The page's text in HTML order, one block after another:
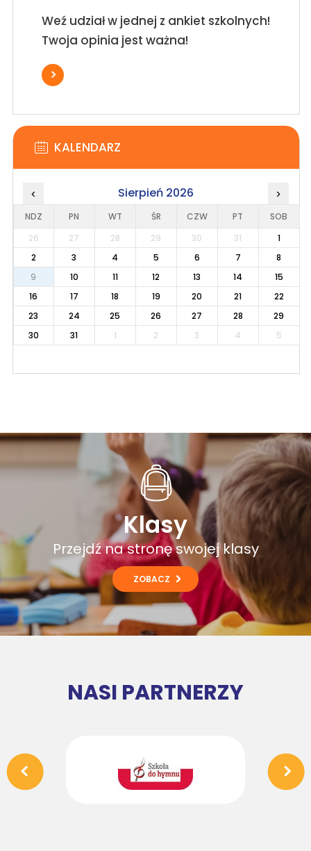
Weź udział w jednej z ankiet szkolnych!
Twoja opinia jest ważna!
KALENDARZ
‹ Sierpień 2026 ›
NDZ PN WT ŚR CZW PT
SOB
26
27 28 29 30 31
1
2
3 4 5 6 7
8
9
10 11 12 13 14
15
16
17 18 19 20 21
22
23
24 25 26 27 28
29
30
31 1 2 3 4 5
Klasy
Przejdź na stronę swojej klasy
ZOBACZ
NASI PARTNERZY